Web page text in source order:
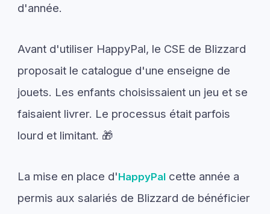
d'année.
Avant d'utiliser HappyPal, le CSE de Blizzard
proposait le catalogue d'une enseigne de
jouets. Les enfants choisissaient un jeu et se
faisaient livrer. Le processus était parfois
lourd et limitant. 🎁
La mise en place d'HappyPal cette année a
permis aux salariés de Blizzard de bénéficier